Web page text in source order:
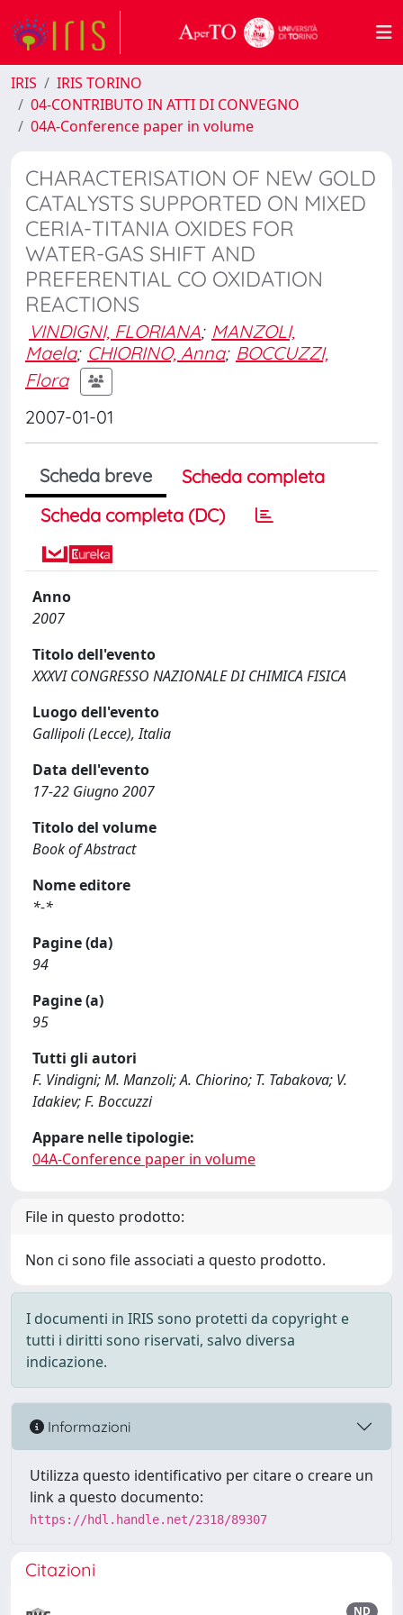
IRIS
IRIS TORINO
04-CONTRIBUTO IN ATTI DI CONVEGNO
04A-Conference paper in volume
CHARACTERISATION OF NEW GOLD
CATALYSTS SUPPORTED ON MIXED
CERIA-TITANIA OXIDES FOR
WATER-GAS SHIFT AND
PREFERENTIAL CO OXIDATION
REACTIONS
VINDIGNI, FLORIANA; MANZOLI,
Maela; CHIORINO, Anna; BOCCUZZI,
Flora
2007-01-01
Scheda breve
Scheda completa
Scheda completa (DC)
Anno
2007
Titolo dell'evento
XXXVI CONGRESSO NAZIONALE DI CHIMICA FISICA
Luogo dell'evento
Gallipoli (Lecce), Italia
Data dell'evento
17-22 Giugno 2007
Titolo del volume
Book of Abstract
Nome editore
*-*
Pagine (da)
94
Pagine (a)
95
Tutti gli autori
F. Vindigni; M. Manzoli; A. Chiorino; T. Tabakova; V.
Idakiev; F. Boccuzzi
Appare nelle tipologie:
04A-Conference paper in volume
File in questo prodotto:
Non ci sono file associati a questo prodotto.
I documenti in IRIS sono protetti da copyright e
tutti i diritti sono riservati, salvo diversa
indicazione.
Informazioni
Utilizza questo identificativo per citare o creare un
link a questo documento:
https://hdl.handle.net/2318/89307
Citazioni
ND